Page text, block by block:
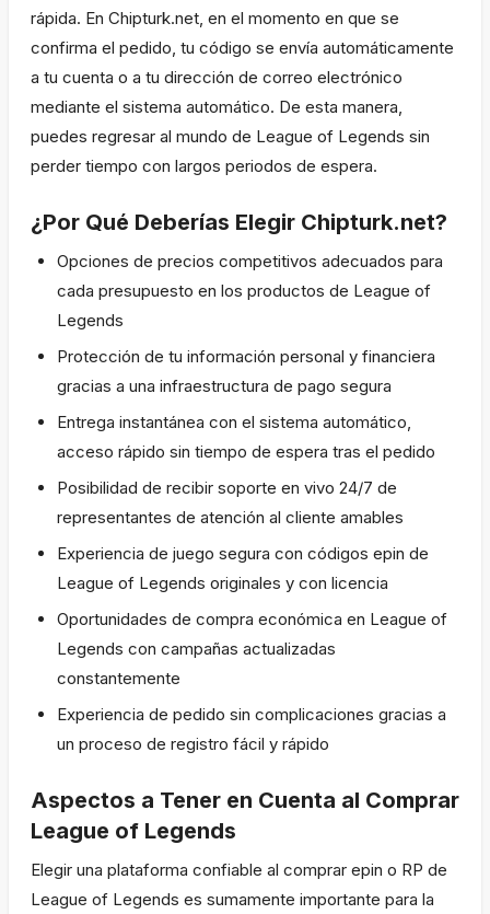
rápida. En Chipturk.net, en el momento en que se
confirma el pedido, tu código se envía automáticamente
a tu cuenta o a tu dirección de correo electrónico
mediante el sistema automático. De esta manera,
puedes regresar al mundo de League of Legends sin
perder tiempo con largos periodos de espera.
¿Por Qué Deberías Elegir Chipturk.net?
Opciones de precios competitivos adecuados para
cada presupuesto en los productos de League of
Legends
Protección de tu información personal y financiera
gracias a una infraestructura de pago segura
Entrega instantánea con el sistema automático,
acceso rápido sin tiempo de espera tras el pedido
Posibilidad de recibir soporte en vivo 24/7 de
representantes de atención al cliente amables
Experiencia de juego segura con códigos epin de
League of Legends originales y con licencia
Oportunidades de compra económica en League of
Legends con campañas actualizadas
constantemente
Experiencia de pedido sin complicaciones gracias a
un proceso de registro fácil y rápido
Aspectos a Tener en Cuenta al Comprar
League of Legends
Elegir una plataforma confiable al comprar epin o RP de
League of Legends es sumamente importante para la